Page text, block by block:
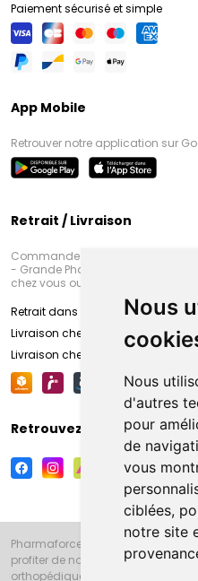
Nous
Nous
d'autres
pour
de
vous
ciblées,
notre site
Paiement sécurisé et simple
App Mobile
Retrouver notre application sur
Retrait / Livraison
Commandez en ligne et venez
- Grande Pharmacie d’Amiens
chez vous ou en point retrait
Retrait dans la pharmacie
Livraison chez vous
Livraison chez votre commerçant
Retrouvez-nous sur vos
Pharmaforce.fr et la Grande
profiter de notre accueil, de nos
orthopédiques, homéopathiques,